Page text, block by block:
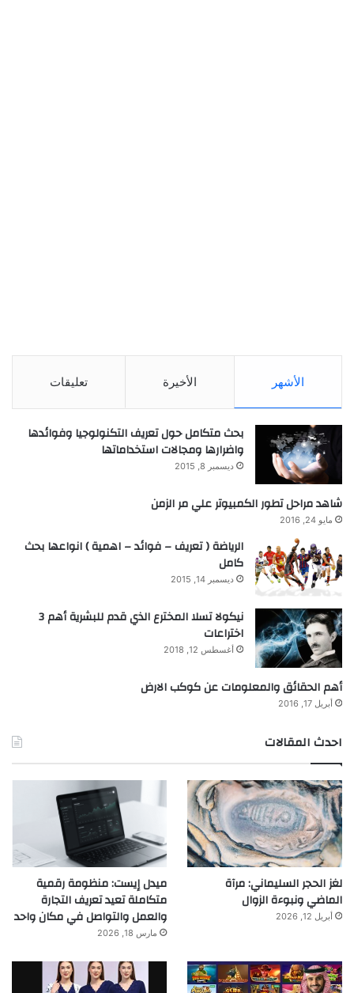
الأشهر الأخيرة تعليقات
بحث متكامل حول تعريف التكنولوجيا وفوائدها
واضرارها ومجالات استخداماتها
ديسمبر 8, 2015
شاهد مراحل تطور الكمبيوتر علي مر الزمن
مايو 24, 2016
الرياضة ( تعريف – فوائد – اهمية ) انواعها بحث
كامل
ديسمبر 14, 2015
نيكولا تسلا المخترع الذي قدم للبشرية أهم 3
اختراعات
أغسطس 12, 2018
أهم الحقائق والمعلومات عن كوكب الارض
أبريل 17, 2016
احدث المقالات
لغز الحجر السليماني: مرآة
الماضي ونبوءة الزوال
أبريل 12, 2026
ميدل إيست: منظومة رقمية
متكاملة تعيد تعريف التجارة
والعمل والتواصل في مكان واحد
مارس 18, 2026